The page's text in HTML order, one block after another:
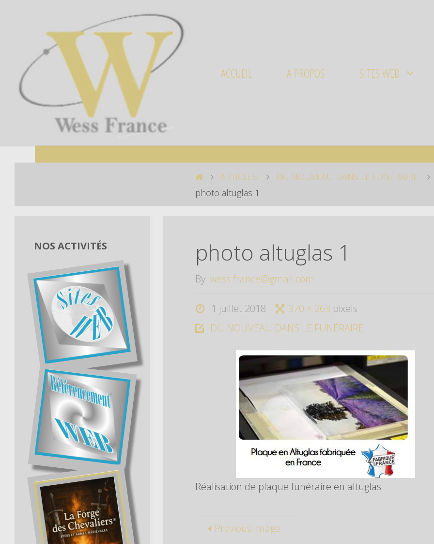
ACCUEIL A PROPOS SITES WEB
ARTICLES
DU NOUVEAU DANS LE FUNÉRAIRE
photo altuglas 1
photo altuglas 1
By wess.france@gmail.com
1 juillet 2018 370 × 263 pixels
DU NOUVEAU DANS LE FUNÉRAIRE
Réalisation de plaque funéraire en altuglas
Previous image
NOS ACTIVITÉS